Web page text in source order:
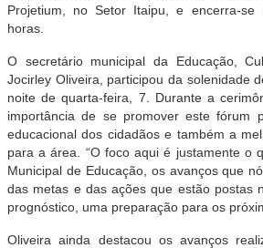
Projetium, no Setor Itaipu, e encerra-
horas.
O secretário municipal da Educação,
Jocirley Oliveira, participou da solenidade
noite de quarta-feira, 7. Durante a
importância de se promover este fórum
educacional dos cidadãos e também a
para a área. “O foco aqui é justamente o
Municipal de Educação, os avanços que
das metas e das ações que estão postas
prognóstico, uma preparação para os
Oliveira ainda destacou os avanços